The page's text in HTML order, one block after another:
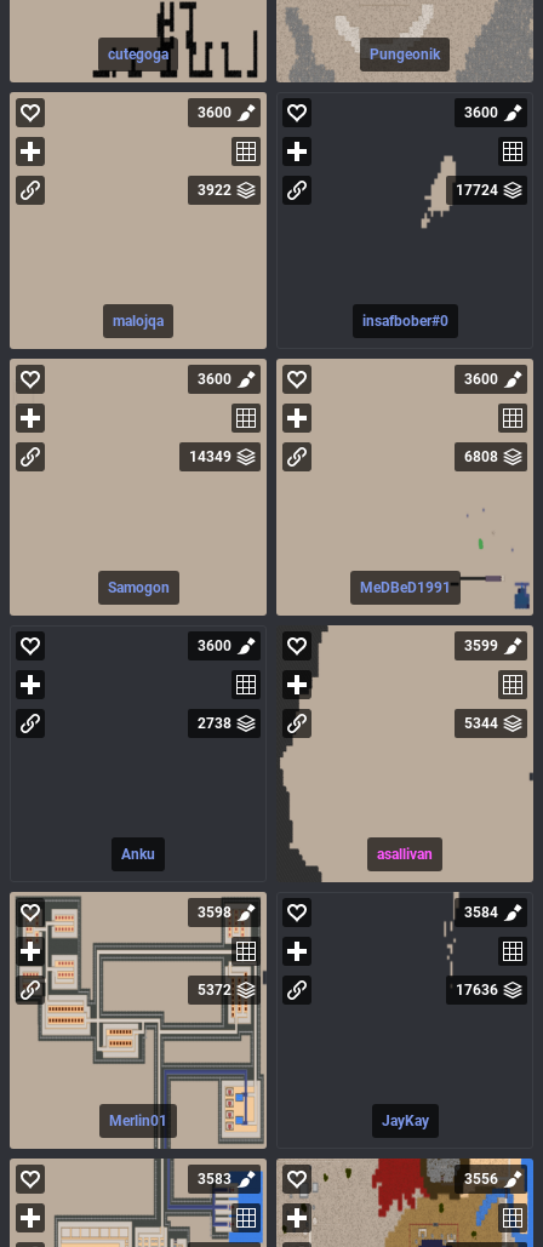
cutegoga Pungeonik
malojqa
3600
3922
insafbober#0
3600
17724
Samogon
3600
14349
MeDBeD1991
3600
6808
Anku
3600
2738
asallivan
3599
5344
Merlin01
3598
5372
JayKay
3584
17636
3583 3556